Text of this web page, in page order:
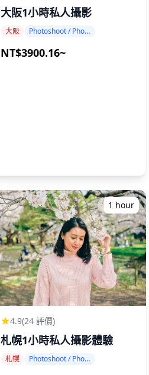
大阪1小時私人攝影
大阪 Photoshoot / Photo tour
NT$3900.16~
1 hour
4.9(24 評價)
札幌1小時私人攝影體驗
札幌 Photoshoot / Photo tour